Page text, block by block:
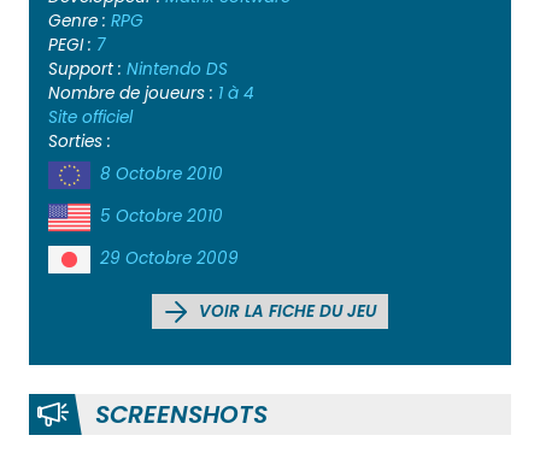
Genre : RPG
PEGI : 7
Support : Nintendo DS
Nombre de joueurs : 1 à 4
Site officiel
Sorties :
8 Octobre 2010
5 Octobre 2010
29 Octobre 2009
VOIR LA FICHE DU JEU
SCREENSHOTS